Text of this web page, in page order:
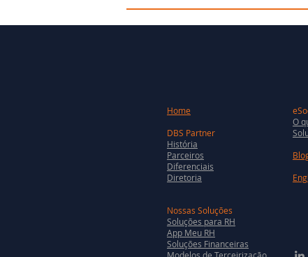
Home
DBS Partner
História
Parceiros
Diferenciais
Diretoria
O
Nossas Soluções
Soluções para RH
App Meu RH
Soluções Financeiras